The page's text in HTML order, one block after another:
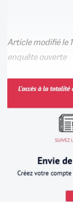
Article modifié le
enquête ouverte